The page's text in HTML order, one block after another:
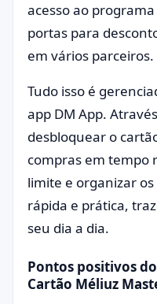
acesso ao
portas para
em vários parceiros.
Tudo isso é
app DM App.
desbloquear o
compras em tempo
limite e organizar
rápida e prática,
seu dia a dia.
Pontos positivos
Cartão Méliuz